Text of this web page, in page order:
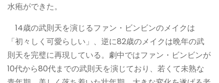
水疱ができた。
14歳の武則天を演じるファン・ビンビンのメイクは
「初々しく可愛らしい」、逆に82歳のメイクは晩年の武
則天を完璧に再現している。劇中ではファン・ビンビンが
10代から80代までの武則天を演じており、若くて未熟な